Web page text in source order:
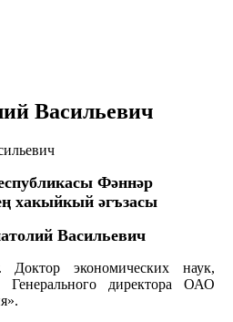
Васильевич
Фәннәр
хакыйкый әгъзасы
Васильевич
экономических наук,
Генерального директора ОАО